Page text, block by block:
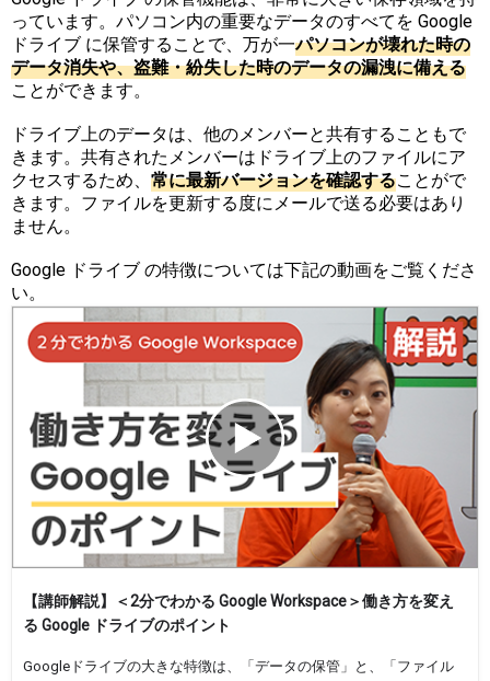
っています。パソコン内の重要なデータのすべてを Google
ドライブ に保管することで、万が一パソコンが壊れた時の
データ消失や、盗難・紛失した時のデータの漏洩に備える
ことができます。
ドライブ上のデータは、他のメンバーと共有することもで
きます。共有されたメンバーはドライブ上のファイルにア
クセスするため、 常に最新バージョンを確認することがで
きます。ファイルを更新する度にメールで送る必要はあり
ません。
Google ドライブ の特徴については下記の動画をご覧くださ
い。
【講師解説】＜2分でわかる Google Workspace＞働き方を変え
る Google ドライブのポイント
Googleドライブの大きな特徴は、「データの保管」と、「ファイル